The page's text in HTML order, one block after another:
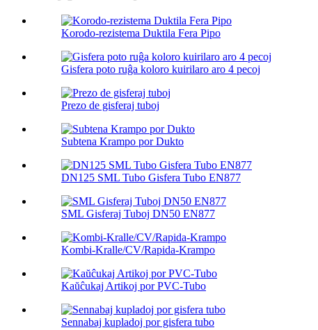
Korodo-rezistema Duktila Fera Pipo
Gisfera poto ruĝa koloro kuirilaro aro 4 pecoj
Prezo de gisferaj tuboj
Subtena Krampo por Dukto
DN125 SML Tubo Gisfera Tubo EN877
SML Gisferaj Tuboj DN50 EN877
Kombi-Kralle/CV/Rapida-Krampo
Kaŭĉukaj Artikoj por PVC-Tubo
Sennabaj kupladoj por gisfera tubo